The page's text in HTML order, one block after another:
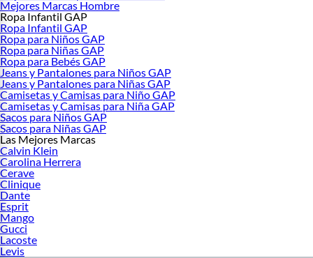
Mejores Marcas Hombre
Ropa Infantil GAP
Ropa Infantil GAP
Ropa para Niños GAP
Ropa para Niñas GAP
Ropa para Bebés GAP
Jeans y Pantalones para Niños GAP
Jeans y Pantalones para Niñas GAP
Camisetas y Camisas para Niño GAP
Camisetas y Camisas para Niña GAP
Sacos para Niños GAP
Sacos para Niñas GAP
Las Mejores Marcas
Calvin Klein
Carolina Herrera
Cerave
Clinique
Dante
Esprit
Mango
Gucci
Lacoste
Levis